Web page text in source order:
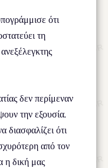
ότι
τη
δεν περίμεναν
την εξουσία.
διασφαλίζει ότι
από τον
η δική μας